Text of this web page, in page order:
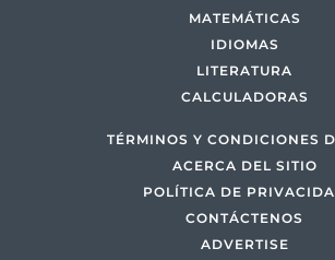
MATEMÁTICAS
IDIOMAS
LITERATURA
CALCULADORAS
TÉRMINOS Y CONDICIONES
ACERCA DEL SITIO
POLÍTICA DE
CONTÁCTENOS
ADVERTISE